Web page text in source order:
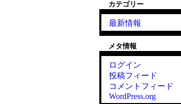
カテゴリー
最新情報
メタ情報
ログイン
投稿フィード
コメントフィード
WordPress.org